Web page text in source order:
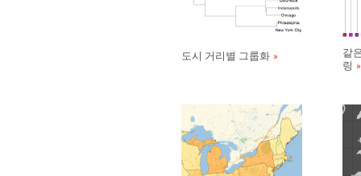
도시 거리별 그룹화
같
링